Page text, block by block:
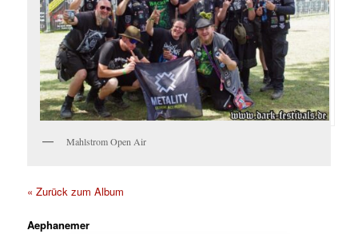
Mahlstrom Open Air
« Zurück zum Album
Aephanemer